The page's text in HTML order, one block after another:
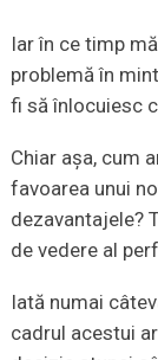
Iar în ce timp
problemă în
fi să înlocuiesc
Chiar aşa, cum
favoarea unui
dezavantajele?
de vedere al
Iată numai
cadrul acestui